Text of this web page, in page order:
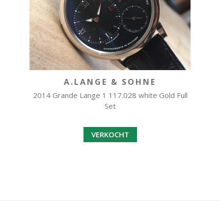
A.LANGE & SOHNE
2014 Grande Lange 1 117.028 white Gold Full
Set
VERKOCHT